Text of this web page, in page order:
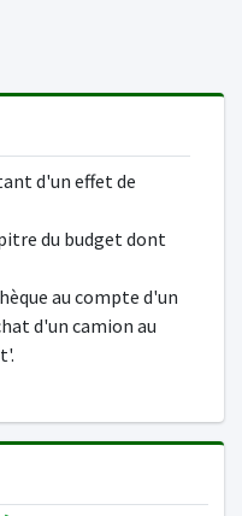
d'un effet de
du budget dont
au compte d'un
d'un camion au